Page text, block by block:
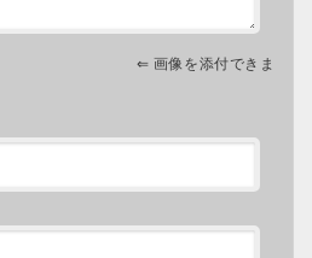
⇐ 画像を添付できま